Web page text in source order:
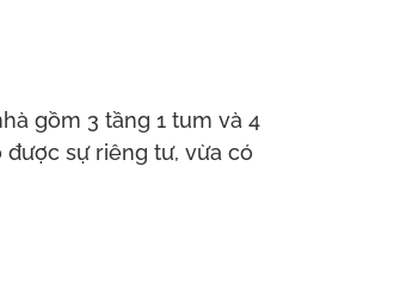
gồm 3 tầng 1 tum và 4
sự riêng tư, vừa có